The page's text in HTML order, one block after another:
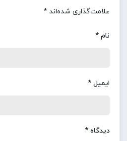
علامت‌گذاری شده‌اند *
نام *
ایمیل *
دیدگاه *